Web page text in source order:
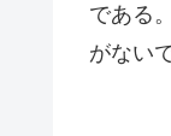
である
がない